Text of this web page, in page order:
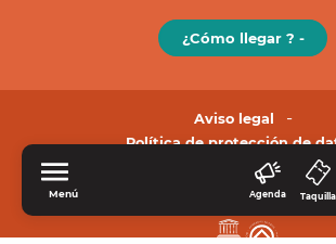
Menú Agenda Taquilla
¿Cómo llegar ? -
Aviso legal
Política de protección de